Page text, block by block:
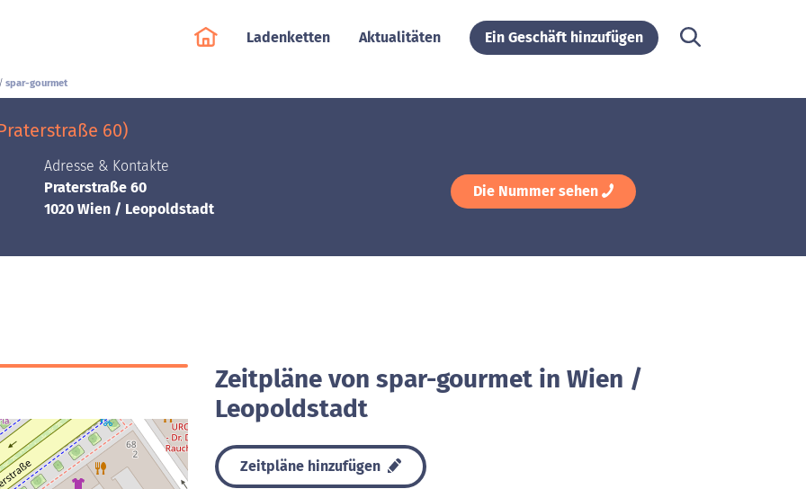
Ladenketten Aktualitäten Ein Geschäft hinzufügen
spar-gourmet
60)
Adresse & Kontakte
Praterstraße 60
1020 Wien / Leopoldstadt
Die Nummer sehen
Zeitpläne von spar-gourmet in Wien /
Leopoldstadt
Zeitpläne hinzufügen